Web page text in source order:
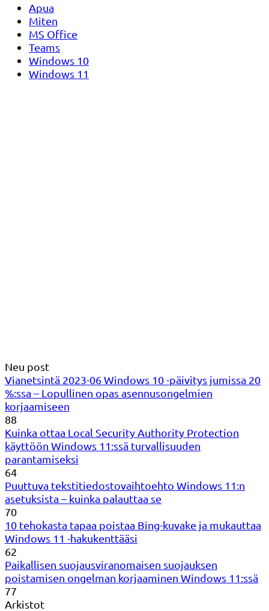
Apua
Miten
MS Office
Teams
Windows 10
Windows 11
Neu post
Vianetsintä 2023-06 Windows 10 -päivitys jumissa 20
%:ssa – Lopullinen opas asennusongelmien
korjaamiseen
88
Kuinka ottaa Local Security Authority Protection
käyttöön Windows 11:ssä turvallisuuden
parantamiseksi
64
Puuttuva tekstitiedostovaihtoehto Windows 11:n
asetuksista – kuinka palauttaa se
70
10 tehokasta tapaa poistaa Bing-kuvake ja mukauttaa
Windows 11 -hakukenttääsi
62
Paikallisen suojausviranomaisen suojauksen
poistamisen ongelman korjaaminen Windows 11:ssä
77
Arkistot